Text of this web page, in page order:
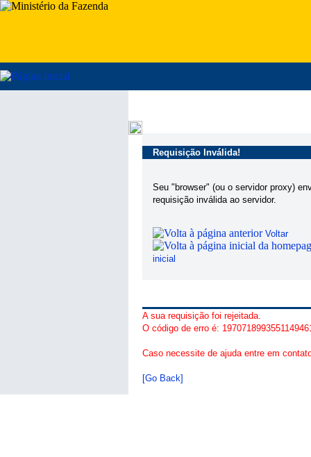
Requisição Inválida!
Seu "browser" (ou o servidor proxy)
requisição inválida ao servidor.
Voltar
inicial
A sua requisição foi rejeitada.
O código de erro é:
Caso necessite de ajuda entre em
[Go Back]